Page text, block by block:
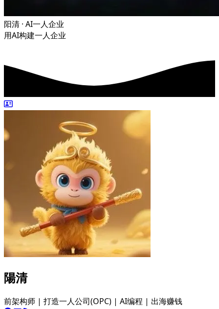
阳清 · AI一人企业
用AI构建一人企业
陽清
前架构师 | 打造一人公司(OPC) | AI编程 | 出海赚钱